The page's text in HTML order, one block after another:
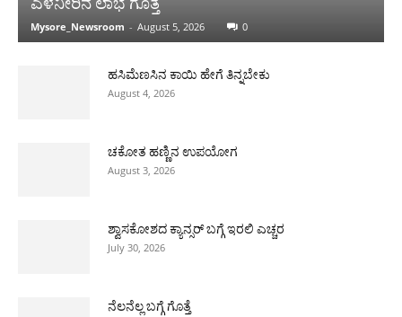
Mysore_Newsroom - August 5, 2026 0
ಹಸಿಮೆಣಸಿನ ಕಾಯಿ ಹೇಗೆ ತಿನ್ನಬೇಕು
August 4, 2026
ಚಕೋತ ಹಣ್ಣಿನ ಉಪಯೋಗ
August 3, 2026
ಶ್ವಾಸಕೋಶದ ಕ್ಯಾನ್ಸರ್ ಬಗ್ಗೆ ಇರಲಿ ಎಚ್ಚರ
July 30, 2026
ನೆಲನೆಲ್ಲ ಬಗ್ಗೆ ಗೊತ್ತೆ